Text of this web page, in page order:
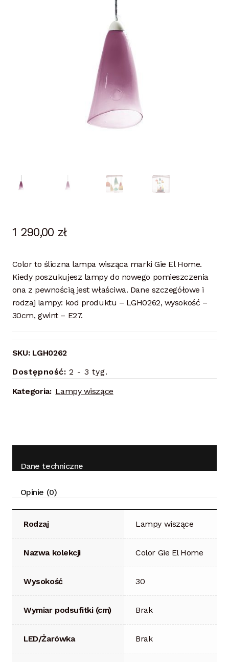
Odstąpienie od umowy
Polityka prywatności
1 290,00 zł
Color to śliczna lampa wisząca marki Gie El Home.
Kiedy poszukujesz lampy do nowego pomieszczenia
ona z pewnością jest właściwa. Dane szczegółowe i
rodzaj lampy: kod produktu – LGH0262, wysokość –
30cm, gwint – E27.
SKU: LGH0262
Dostępność: 2 - 3 tyg.
Kategoria: Lampy wiszące
Dane techniczne
Opinie (0)
Rodzaj Lampy wiszące
Nazwa kolekcji Color Gie El Home
Wysokość 30
Wymiar podsufitki (cm) Brak
LED/Żarówka Brak